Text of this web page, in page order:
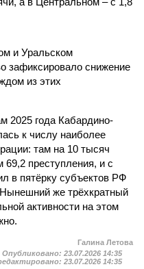
и Уральском
зафиксировало снижение
из этих
2025 года Кабардино-
к числу наиболее
там на 10 тысяч
преступления, и с
в пятёрку субъектов РФ
же трёхкратный
активности на этом
Галина Летова
Опубликовано: 23.07.2026 14:35
23.07.2026 14:35